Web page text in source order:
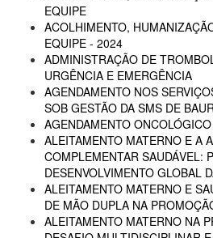
EQUIPE
ACOLHIMENTO,
EQUIPE - 2024
ADMINISTRAÇÃO DE
URGÊNCIA E EMERGÊNCIA
AGENDAMENTO NOS
SOB GESTÃO DA SMS DE
AGENDAMENTO
ALEITAMENTO MATERNO E A
COMPLEMENTAR SAUDÁVEL:
DESENVOLVIMENTO GLOBAL
ALEITAMENTO MATERNO E
DE MÃO DUPLA NA
ALEITAMENTO MATERNO NA